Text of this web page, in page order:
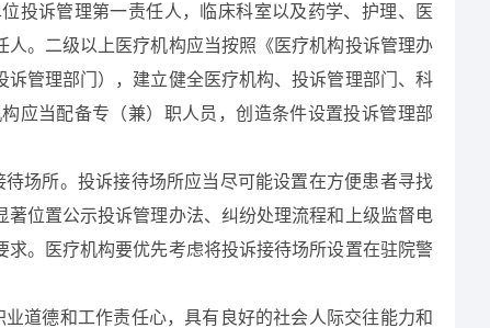
投诉管理第一责任人，临床科室以及药学、护理、医
。二级以上医疗机构应当按照《医疗机构投诉管理办
管理部门），建立健全医疗机构、投诉管理部门、科
应当配备专（兼）职人员，创造条件设置投诉管理部
场所。投诉接待场所应当尽可能设置在方便患者寻找
位置公示投诉管理办法、纠纷处理流程和上级监督电
。医疗机构要优先考虑将投诉接待场所设置在驻院警
道德和工作责任心，具有良好的社会人际交往能力和